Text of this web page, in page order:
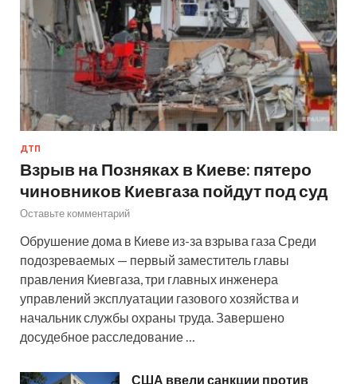
ДТП
Взрыв на Позняках в Киеве: пятеро
чиновников Киевгаза пойдут под суд
Оставьте комментарий
Обрушение дома в Киеве из-за взрыва газа Среди
подозреваемых — первый заместитель главы
правления Киевгаза, три главных инженера
управлений эксплуатации газового хозяйства и
начальник службы охраны труда. Завершено
досудебное расследование …
США ввели санкции против